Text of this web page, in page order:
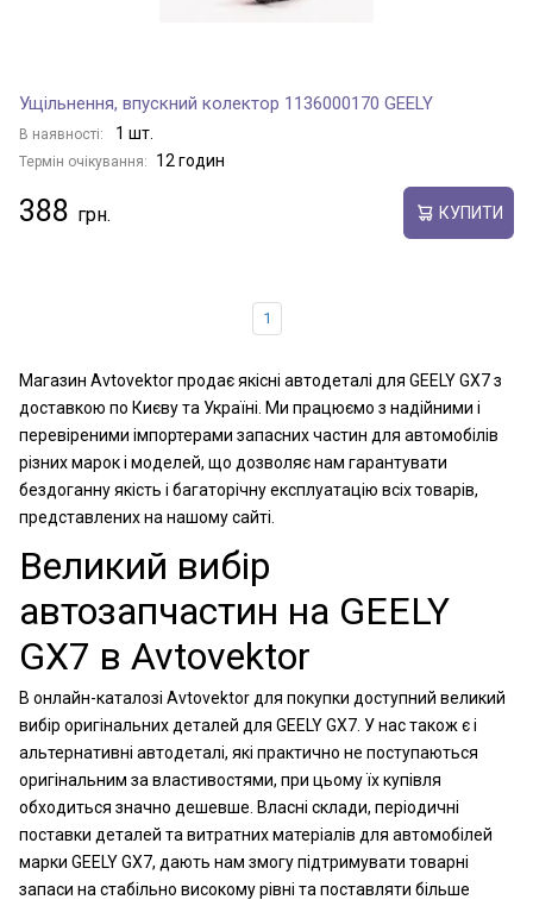
Ущільнення, впускний колектор 1136000170 GEELY
В наявності: 1 шт.
Термін очікування: 12 годин
388 КУПИТИ
1
Магазин Avtovektor продає якісні автодеталі для GEELY GX7 з
доставкою по Києву та Україні. Ми працюємо з надійними і
перевіреними імпортерами запасних частин для автомобілів
різних марок і моделей, що дозволяє нам гарантувати
бездоганну якість і багаторічну експлуатацію всіх товарів,
представлених на нашому сайті.
Великий вибір
автозапчастин на GEELY
GX7 в Avtovektor
В онлайн-каталозі Avtovektor для покупки доступний великий
вибір оригінальних деталей для GEELY GX7. У нас також є і
альтернативні автодеталі, які практично не поступаються
оригінальним за властивостями, при цьому їх купівля
обходиться значно дешевше. Власні склади, періодичні
поставки деталей та витратних матеріалів для автомобілей
марки GEELY GX7, дають нам змогу підтримувати товарні
запаси на стабільно високому рівні та поставляти більше